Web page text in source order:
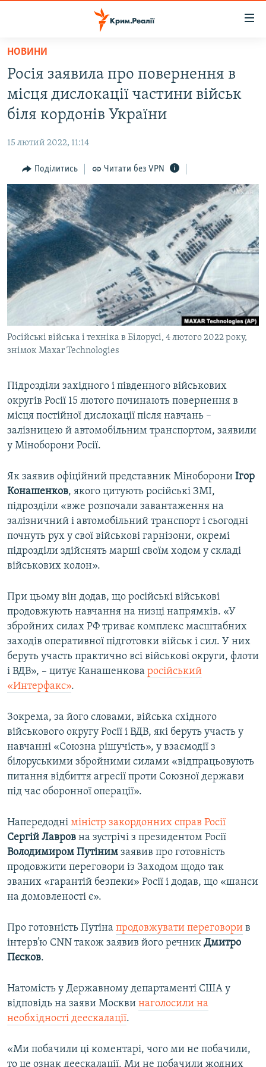
Перейти
основного
матеріалу
Перейти
до
основної
Перейти
до
пошуку
ВІДЕО ТА ФОТО
БЛОГИ
ПОГЛЯД
ІНТЕРВ'Ю
ВСЕ ЗА ДЕНЬ
СПЕЦПРОЕКТИ
ДЕПОРТАЦІЯ
ВІДЕОУРОКИ «ELIFBE»
СВІДЧЕННЯ ОКУПАЦІЇ
УКРАЇНСЬКА ПРОБЛЕМА КРИМУ
ІНФОГРАФІКА
ЯК ОБІЙТИ БЛОКУВАННЯ
Русский
ДОЛУЧАЙСЯ!
Усі сайти RFE/RL
НОВИНИ
Росія заявила про повернення в
місця дислокації частини військ
біля кордонів України
15 лютий 2022, 11:14
Поділитись Читати без VPN
Російські війська і техніка в Білорусі, 4 лютого 2022 року,
знімок Maxar Technologies
Підрозділи західного і південного військових
округів Росії 15 лютого починають повернення в
місця постійної дислокації після навчань –
залізницею й автомобільним транспортом, заявили
у Міноборони Росії.
Як заявив офіційний представник Міноборони Ігор
Конашенков, якого цитують російські ЗМІ,
підрозділи «вже розпочали завантаження на
залізничний і автомобільний транспорт і сьогодні
почнуть рух у свої військові гарнізони, окремі
підрозділи здійснять марші своїм ходом у складі
військових колон».
При цьому він додав, що російські військові
продовжують навчання на низці напрямків. «У
збройних силах РФ триває комплекс масштабних
заходів оперативної підготовки військ і сил. У них
беруть участь практично всі військові округи, флоти
і ВДВ», – цитує Канашенкова російський
«Интерфакс».
Зокрема, за його словами, війська східного
військового округу Росії і ВДВ, які беруть участь у
навчанні «Союзна рішучість», у взаємодії з
білоруськими збройними силами «відпрацьовують
питання відбиття агресії проти Союзної держави
під час оборонної операції».
Напередодні міністр закордонних справ Росії
Сергій Лавров на зустрічі з президентом Росії
Володимиром Путіним заявив про готовність
продовжити переговори із Заходом щодо так
званих «гарантій безпеки» Росії і додав, що «шанси
на домовленості є».
Про готовність Путіна продовжувати переговори в
інтерв’ю CNN також заявив його речник Дмитро
Пєсков.
Натомість у Державному департаменті США у
відповідь на заяви Москви наголосили на
необхідності деескалації.
«Ми побачили ці коментарі, чого ми не побачили,
то це ознак деескалації. Ми не побачили жодних